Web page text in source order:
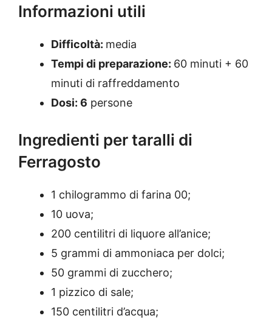
Informazioni utili
Difficoltà: media
Tempi di preparazione: 60 minuti + 60
minuti di raffreddamento
Dosi: 6 persone
Ingredienti per taralli di
Ferragosto
1 chilogrammo di farina 00;
10 uova;
200 centilitri di liquore all’anice;
5 grammi di ammoniaca per dolci;
50 grammi di zucchero;
1 pizzico di sale;
150 centilitri d’acqua;